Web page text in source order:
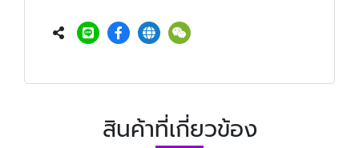
สินค้าที่เกี่ยวข้อง